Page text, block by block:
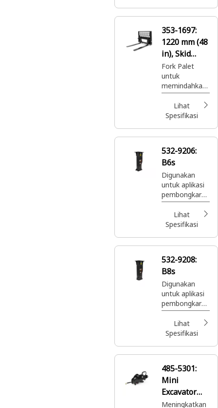
yang mulus
maju atau
mundur.
353-1697:
1220 mm (48
in), Skid
Steer
Coupler,
Kelas II
Fork Palet
untuk
memindahkan
beban berpalet
di lokasi
konstruksi,
pupuk dan
kantong di
lokasi
pembuatan
lanskap dan
pembibitan.
Lihat
Spesifikasi
532-9206:
B6s
Digunakan
untuk aplikasi
pembongkaran
dan
pembangunan.
Lihat
Spesifikasi
532-9208:
B8s
Digunakan
untuk aplikasi
pembongkaran
dan
pembangunan.
Lihat
Spesifikasi
485-5301:
Mini
Excavator
Hidraulik 5
Meningkatkan